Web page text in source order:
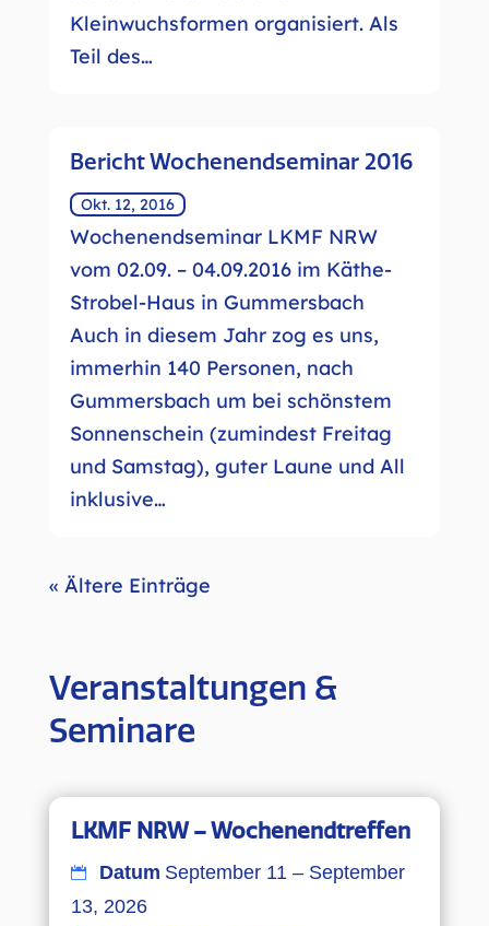
Kleinwuchsformen organisiert. Als
Teil des…
Bericht Wochenendseminar 2016
Okt. 12, 2016
Wochenendseminar LKMF NRW
vom 02.09. – 04.09.2016 im Käthe-
Strobel-Haus in Gummersbach
Auch in diesem Jahr zog es uns,
immerhin 140 Personen, nach
Gummersbach um bei schönstem
Sonnenschein (zumindest Freitag
und Samstag), guter Laune und All
inklusive…
« Ältere Einträge
Veranstaltungen &
Seminare
LKMF NRW – Wochenendtreffen
Datum September 11 – September
13, 2026